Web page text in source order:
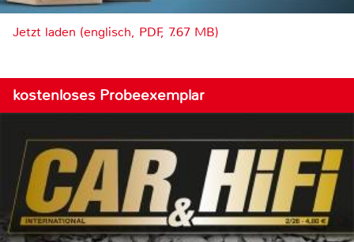
Jetzt laden (englisch, PDF, 7.67 MB)
kostenloses Probeexemplar